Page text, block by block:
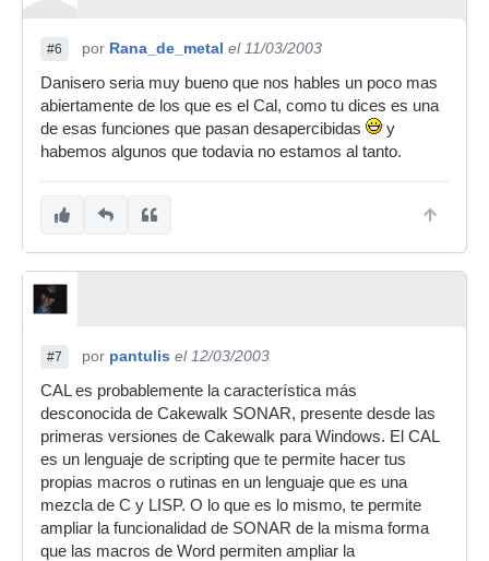
#6 por Rana_de_metal el 11/03/2003
Danisero seria muy bueno que nos hables un poco mas
abiertamente de los que es el Cal, como tu dices es una
de esas funciones que pasan desapercibidas
y
habemos algunos que todavia no estamos al tanto.
#7 por pantulis el 12/03/2003
CAL es probablemente la característica más
desconocida de Cakewalk SONAR, presente desde las
primeras versiones de Cakewalk para Windows. El CAL
es un lenguaje de scripting que te permite hacer tus
propias macros o rutinas en un lenguaje que es una
mezcla de C y LISP. O lo que es lo mismo, te permite
ampliar la funcionalidad de SONAR de la misma forma
que las macros de Word permiten ampliar la